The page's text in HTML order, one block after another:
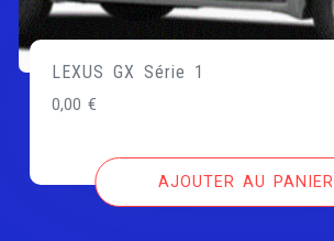
LEXUS GX Série 1
0,00€
AJOUTER AU PANIER